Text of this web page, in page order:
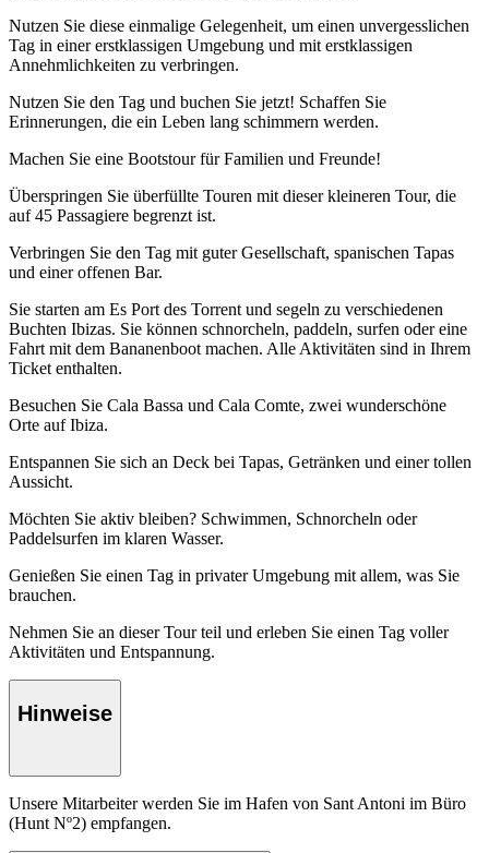
Nutzen Sie diese einmalige Gelegenheit, um einen unvergesslichen
Tag in einer erstklassigen Umgebung und mit erstklassigen
Annehmlichkeiten zu verbringen.
Nutzen Sie den Tag und buchen Sie jetzt! Schaffen Sie
Erinnerungen, die ein Leben lang schimmern werden.
Machen Sie eine Bootstour für Familien und Freunde!
Überspringen Sie überfüllte Touren mit dieser kleineren Tour, die
auf 45 Passagiere begrenzt ist.
Verbringen Sie den Tag mit guter Gesellschaft, spanischen Tapas
und einer offenen Bar.
Sie starten am Es Port des Torrent und segeln zu verschiedenen
Buchten Ibizas. Sie können schnorcheln, paddeln, surfen oder eine
Fahrt mit dem Bananenboot machen. Alle Aktivitäten sind in Ihrem
Ticket enthalten.
Besuchen Sie Cala Bassa und Cala Comte, zwei wunderschöne
Orte auf Ibiza.
Entspannen Sie sich an Deck bei Tapas, Getränken und einer tollen
Aussicht.
Möchten Sie aktiv bleiben? Schwimmen, Schnorcheln oder
Paddelsurfen im klaren Wasser.
Genießen Sie einen Tag in privater Umgebung mit allem, was Sie
brauchen.
Nehmen Sie an dieser Tour teil und erleben Sie einen Tag voller
Aktivitäten und Entspannung.
Hinweise
Unsere Mitarbeiter werden Sie im Hafen von Sant Antoni im Büro
(Hunt Nº2) empfangen.